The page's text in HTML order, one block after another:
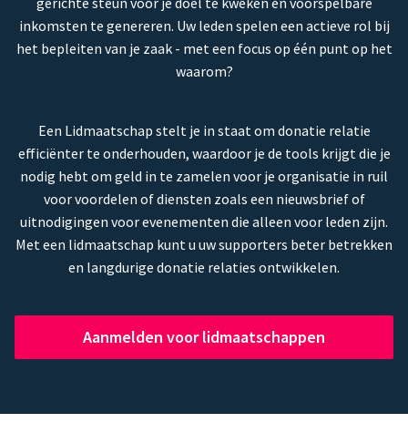
inkomsten te genereren. Uw leden spelen een actieve rol bij
het bepleiten van je zaak - met een focus op één punt op het
waarom?
Een Lidmaatschap stelt je in staat om donatie relatie
efficiënter te onderhouden, waardoor je de tools krijgt die je
nodig hebt om geld in te zamelen voor je organisatie in ruil
voor voordelen of diensten zoals een nieuwsbrief of
uitnodigingen voor evenementen die alleen voor leden zijn.
Met een lidmaatschap kunt u uw supporters beter betrekken
en langdurige donatie relaties ontwikkelen.
Aanmelden voor lidmaatschappen